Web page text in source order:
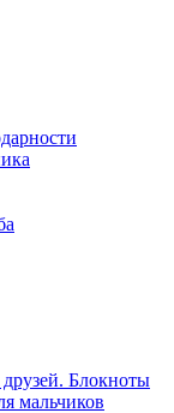
Блокноты
мальчиков